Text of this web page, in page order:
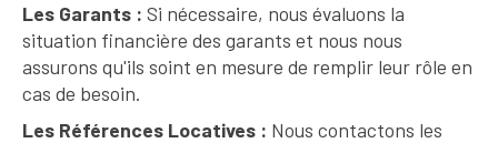
Les Garants : Si nécessaire, nous évaluons la
situation financière des garants et nous nous
assurons qu'ils soint en mesure de remplir leur rôle en
cas de besoin.
Les Références Locatives : Nous contactons les